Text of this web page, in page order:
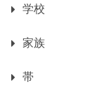
学校
家族
帯